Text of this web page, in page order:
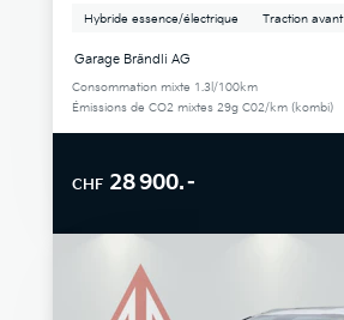
Hybride essence/électrique Traction avant
Garage Brändli AG
Consommation mixte 1.3l/100km
Émissions de CO2 mixtes 29g C02/km (kombi)
CHF 28 900.–